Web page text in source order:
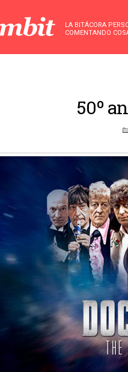
LA BITÁCORA
COMENTANDO
50º